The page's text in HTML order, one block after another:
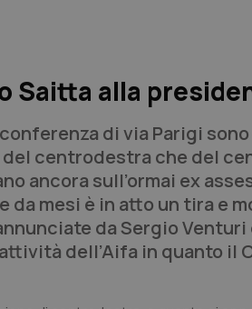
Saitta alla
di via Parigi
del centrodestra che del
ancora sull’ormai ex
da mesi è in atto un tira e
da Sergio Venturi
dell’Aifa in quanto il